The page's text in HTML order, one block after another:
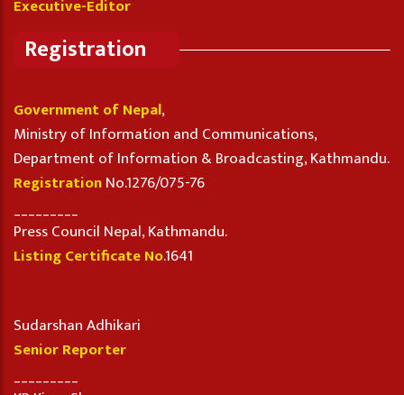
Executive-Editor
Registration
Government of Nepal,
Ministry of Information and Communications,
Department of Information & Broadcasting, Kathmandu.
RegistrationNo.1276/075-76
Press Council Nepal, Kathmandu.
Listing Certificate No.1641
Sudarshan Adhikari
Senior Reporter